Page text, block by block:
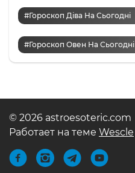
#Гороскоп Діва На Сьогодні
#Гороскоп Овен На Сьогодні
© 2026 astroesoteric.com
Работает на теме Wescle